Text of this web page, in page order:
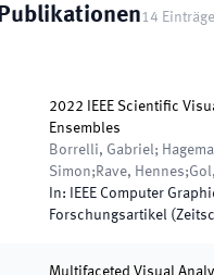
Publikationen14 Einträge
2022 IEEE Scientific
Ensembles
Borrelli, Gabriel;
Simon;Rave,
In:
IEEE Computer
Forschungsartikel
Multifaceted Visual